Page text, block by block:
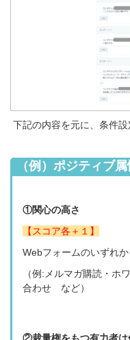
下記の内容を元に、条件設
（例）ポジティブ
①関心の高さ
【スコア各＋１】
Webフォームのいずれ
（例:メルマガ購読・ホ
合わせ など）
②裁量権をもつ有力者は